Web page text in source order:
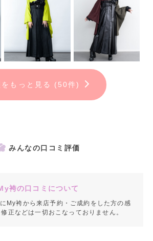
をもっと見る (50件)
みんなの口コミ評価
袴の口コミについて
My袴から来店予約・ご成約をした方の感
正などは一切おこなっておりません。